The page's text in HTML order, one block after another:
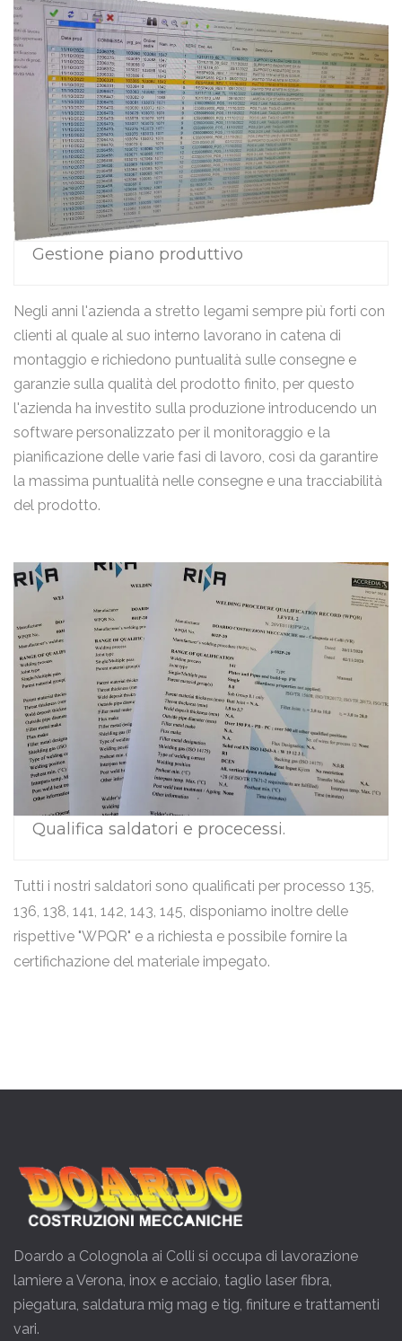
Gestione piano produttivo
Negli anni l'azienda a stretto legami sempre più forti con
clienti al quale al suo interno lavorano in catena di
montaggio e richiedono puntualità sulle consegne e
garanzie sulla qualità del prodotto finito, per questo
l'azienda ha investito sulla produzione introducendo un
software personalizzato per il monitoraggio e la
pianificazione delle varie fasi di lavoro, così da garantire
la massima puntualità nelle consegne e una tracciabilità
del prodotto.
Qualifica saldatori e procecessi.
Tutti i nostri saldatori sono qualificati per processo 135,
136, 138, 141, 142, 143, 145, disponiamo inoltre delle
rispettive "WPQR" e a richiesta e possibile fornire la
certifichazione del materiale impegato.
Doardo a Colognola ai Colli si occupa di lavorazione
lamiere a Verona, inox e acciaio, taglio laser fibra,
piegatura, saldatura mig mag e tig, finiture e trattamenti
vari.